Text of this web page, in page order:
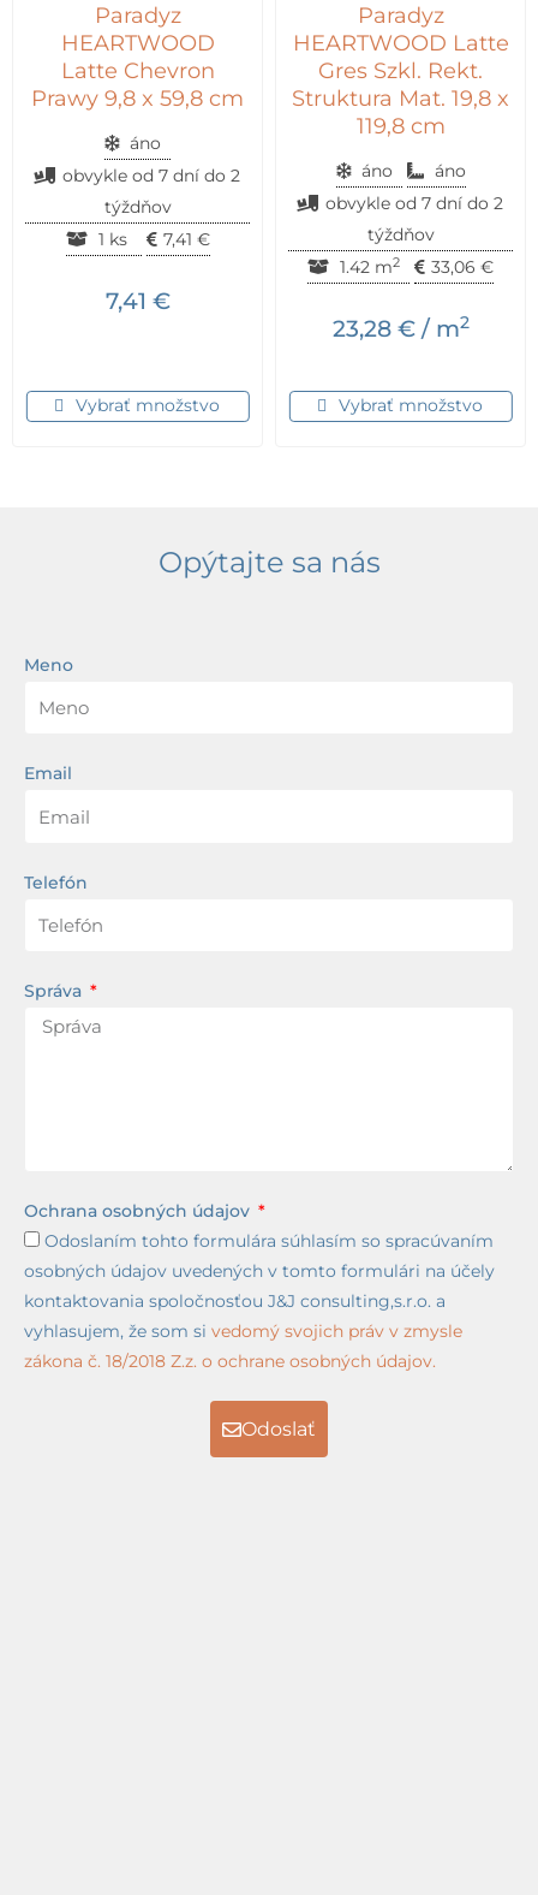
Paradyz
HEARTWOOD
Latte Chevron
Prawy 9,8 x 59,8 cm
áno
obvykle od 7 dní do 2
týždňov
1 ks
7,41 €
7,41 €
Vybrať množstvo
Paradyz
HEARTWOOD Latte
Gres Szkl. Rekt.
Struktura Mat. 19,8 x
119,8 cm
áno
áno
obvykle od 7 dní do 2
týždňov
1.42 m2 33,06 €
23,28 €/ m2
Vybrať množstvo
Opýtajte sa nás
Meno
Email
Telefón
Správa
Ochrana osobných údajov
Odoslaním tohto formulára súhlasím so spracúvaním
osobných údajov uvedených v tomto formulári na účely
kontaktovania spoločnosťou J&J consulting,s.r.o. a
vyhlasujem, že som si vedomý svojich práv v zmysle
zákona č. 18/2018 Z.z. o ochrane osobných údajov.
Odoslať